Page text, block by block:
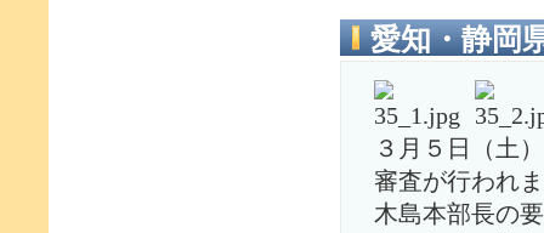
愛知・静岡
３月５日（土
審査が行われ
木島本部長の